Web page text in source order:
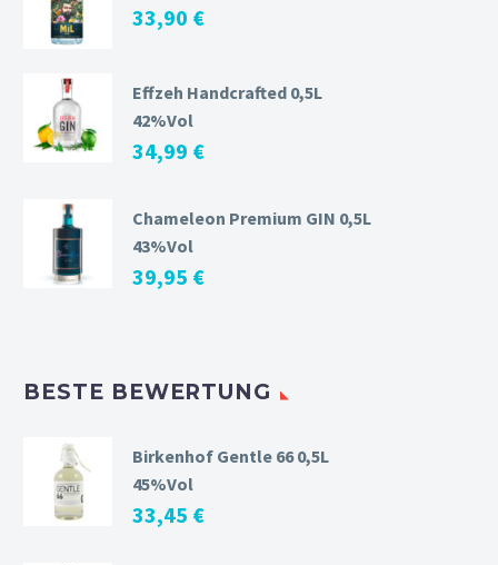
33,90 €
Effzeh Handcrafted 0,5L
42%Vol
34,99 €
Chameleon Premium GIN 0,5L
43%Vol
39,95 €
BESTE BEWERTUNG
Birkenhof Gentle 66 0,5L
45%Vol
33,45 €